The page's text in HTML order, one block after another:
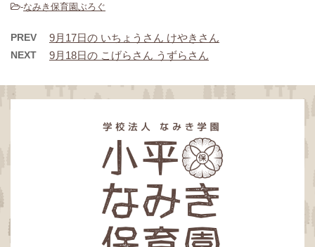
-なみき保育園ぶろぐ
PREV 9月17日の いちょうさん けやきさん
NEXT 9月18日の こげらさん うずらさん